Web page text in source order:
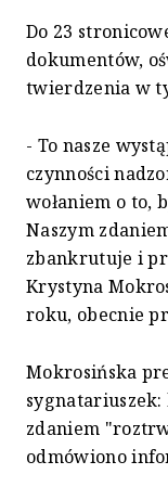
Do 23
dokumentów,
twierdzenia w
- To nasze
czynności
wołaniem o to,
Naszym
zbankrutuje i
Krystyna
roku, obecnie
Mokrosińska
zdaniem
odmówiono